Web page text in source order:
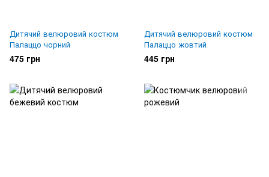
Дитячий велюровий костюм
Палаццо чорний
475 грн
Дитячий велюровий костюм
Палаццо жовтий
445 грн